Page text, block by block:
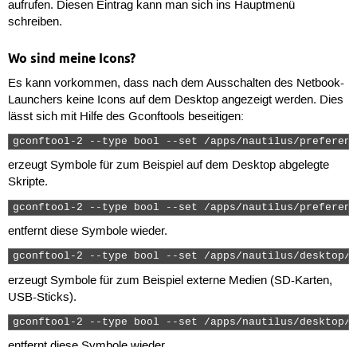
aufrufen. Diesen Eintrag kann man sich ins Hauptmenü
schreiben.
Wo sind meine Icons?
Es kann vorkommen, dass nach dem Ausschalten des Netbook-
Launchers keine Icons auf dem Desktop angezeigt werden. Dies
lässt sich mit Hilfe des Gconftools beseitigen:
gconftool-2 --type bool --set /apps/nautilus/
erzeugt Symbole für zum Beispiel auf dem Desktop abgelegte
Skripte.
gconftool-2 --type bool --set /apps/nautilus/
entfernt diese Symbole wieder.
gconftool-2 --type bool --set /apps/nautilus/desktop/
erzeugt Symbole für zum Beispiel externe Medien (SD-Karten,
USB-Sticks).
gconftool-2 --type bool --set /apps/nautilus/desktop/